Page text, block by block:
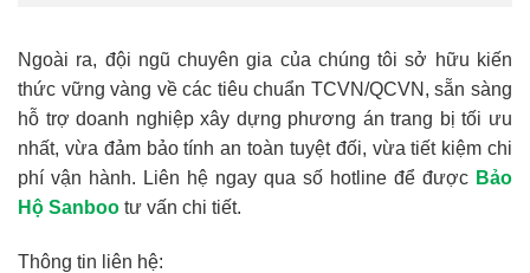
Ngoài ra, đội ngũ chuyên gia của chúng tôi sở hữu kiến
thức vững vàng về các tiêu chuẩn TCVN/QCVN, sẵn sàng
hỗ trợ doanh nghiệp xây dựng phương án trang bị tối ưu
nhất, vừa đảm bảo tính an toàn tuyệt đối, vừa tiết kiệm chi
phí vận hành. Liên hệ ngay qua số hotline để được Bảo
Hộ Sanboo tư vấn chi tiết.
Thông tin liên hệ: